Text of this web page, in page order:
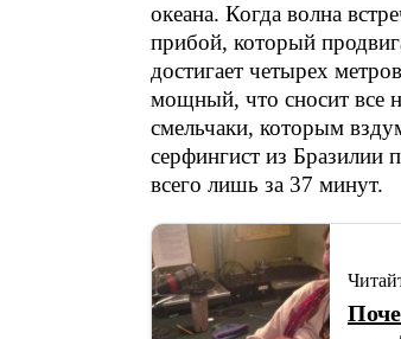
океана. Когда волна
прибой, который
достигает четырех
мощный, что сносит все
смельчаки, которым
серфингист из Бразилии
всего лишь за 37 минут.